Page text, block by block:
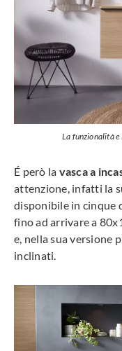
La funzionalità e
É però la vasca a
attenzione, infatti la
disponibile in cinque
fino ad arrivare a
e, nella sua versione
inclinati.